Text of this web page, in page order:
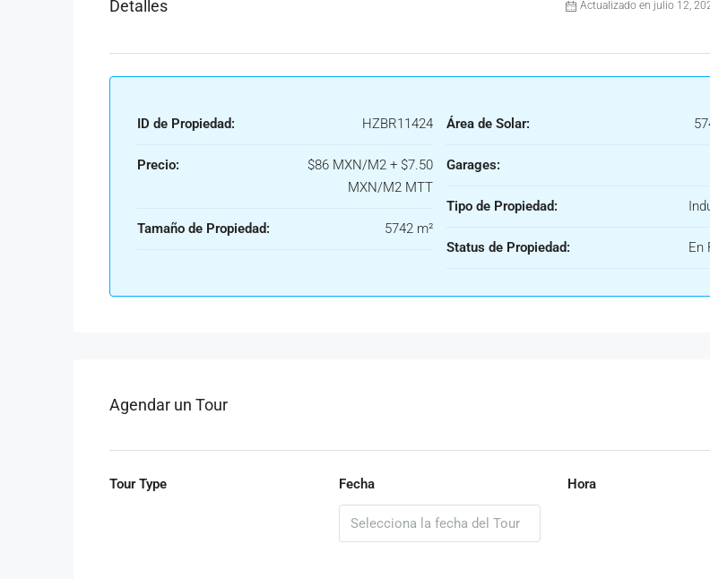
Detalles Actualizado en julio 12,
ID de Propiedad: HZBR11424
Precio:
$86 MXN/M2 + $7.50
MXN/M2 MTT
Tamaño de Propiedad: 5742 m²
Área de Solar:
Garages:
Tipo de Propiedad:
Status de Propiedad: En
Agendar un Tour
Tour Type Fecha Hora